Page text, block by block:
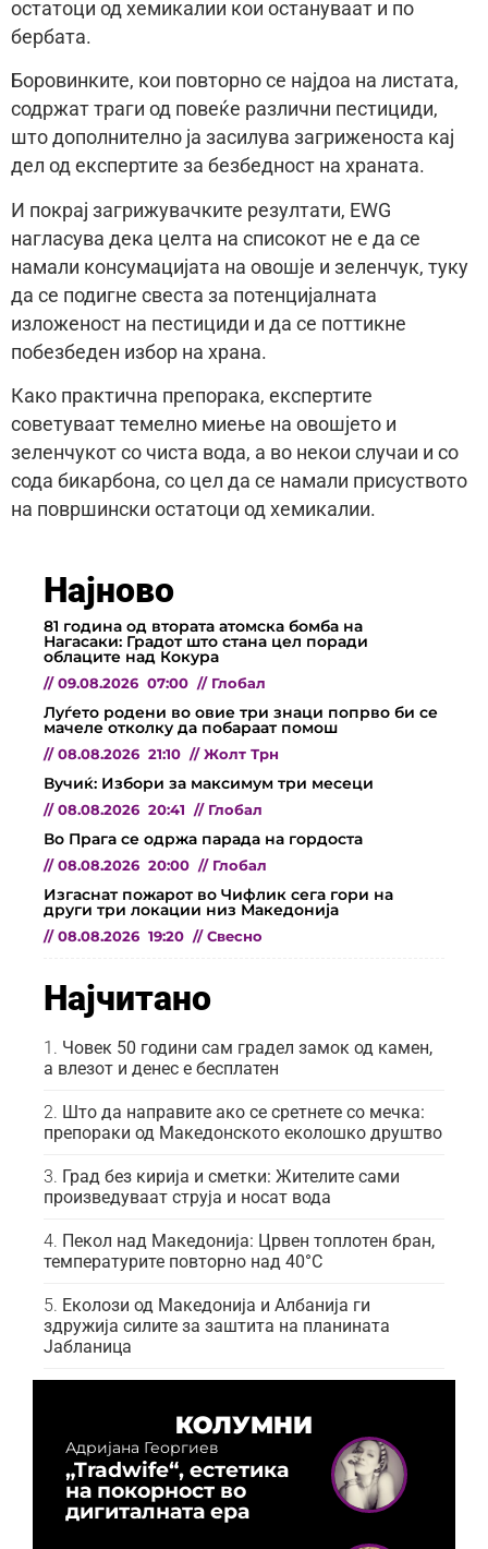
остатоци од хемикалии кои остануваат и по
бербата.
Боровинките, кои повторно се најдоа на листата,
содржат траги од повеќе различни пестициди,
што дополнително ја засилува загриженоста кај
дел од експертите за безбедност на храната.
И покрај загрижувачките резултати, EWG
нагласува дека целта на списокот не е да се
намали консумацијата на овошје и зеленчук, туку
да се подигне свеста за потенцијалната
изложеност на пестициди и да се поттикне
побезбеден избор на храна.
Како практична препорака, експертите
советуваат темелно миење на овошјето и
зеленчукот со чиста вода, а во некои случаи и со
сода бикарбона, со цел да се намали присуството
на површински остатоци од хемикалии.
Најново
81 година од втората атомска бомба на
Нагасаки: Градот што стана цел поради
облаците над Кокура
// 09.08.2026 07:00 // Глобал
Луѓето родени во овие три знаци попрво би се
мачеле отколку да побараат помош
// 08.08.2026 21:10 // Жолт Трн
Вучиќ: Избори за максимум три месеци
// 08.08.2026 20:41 // Глобал
Во Прага се одржа парада на гордоста
// 08.08.2026 20:00 // Глобал
Изгаснат пожарот во Чифлик сега гори на
други три локации низ Македонија
// 08.08.2026 19:20 // Свесно
Најчитано
Човек 50 години сам градел замок од камен,
а влезот и денес е бесплатен
Што да направите ако се сретнете со мечка:
препораки од Македонското еколошко друштво
Град без кирија и сметки: Жителите сами
произведуваат струја и носат вода
Пекол над Македонија: Црвен топлотен бран,
температурите повторно над 40°C
Еколози од Македонија и Албанија ги
здружија силите за заштита на планината
Јабланица
КОЛУМНИ
Адријана Георгиев
„Tradwife“, естетика
на покорност во
дигиталната ера